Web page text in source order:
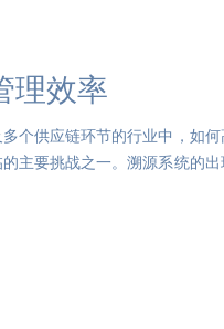
理效率
个供应链环节的行业中，如何
主要挑战之一。溯源系统的出